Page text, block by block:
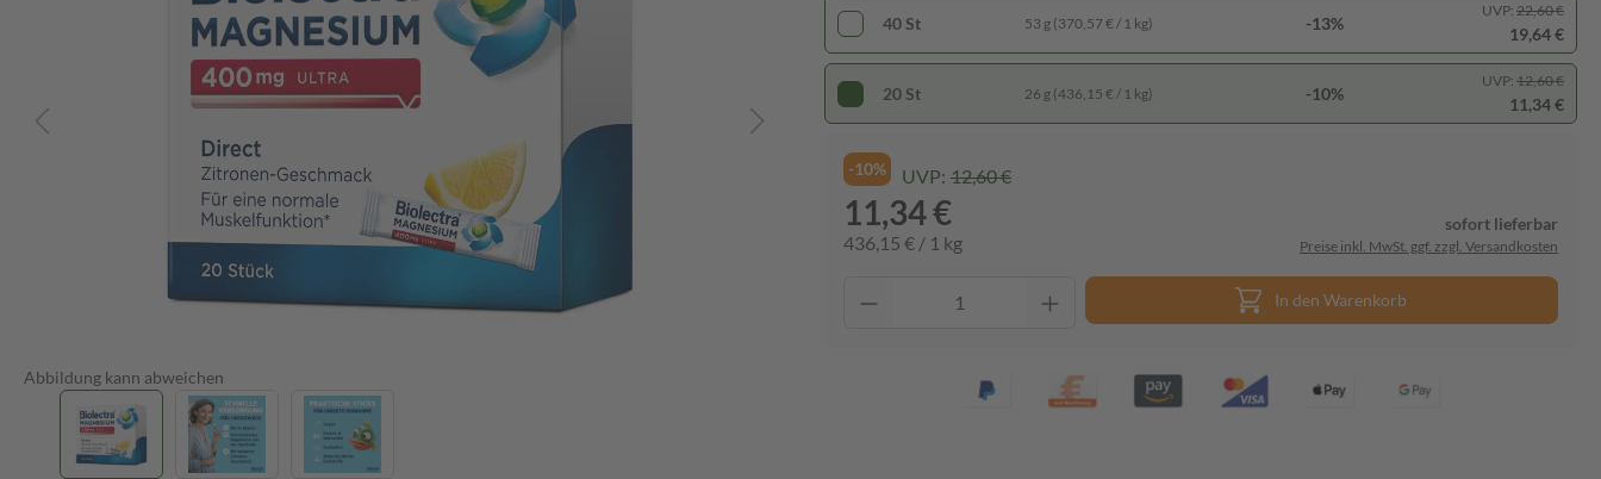
Abbildung kann abweichen
40 St 53 g (370,57 € / 1 kg) -13%
UVP: 22,60 €
19,64 €
20 St 26 g (436,15 € / 1 kg) -10%
UVP: 12,60 €
11,34 €
-10% UVP: 12,60 €
11,34 €
436,15 € / 1 kg
sofort lieferbar
Preise inkl. MwSt. ggf. zzgl. Versandkosten
In den Warenkorb